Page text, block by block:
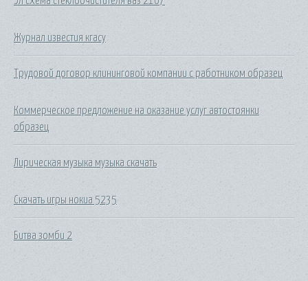
Журнал известия кгасу
Трудовой договор клининговой компании с работником образец
Коммерческое предложение на оказание услуг автостоянки
образец
Лирическая музыка музыка скачать
Скачать игры нокиа 5235
Битва зомби 2